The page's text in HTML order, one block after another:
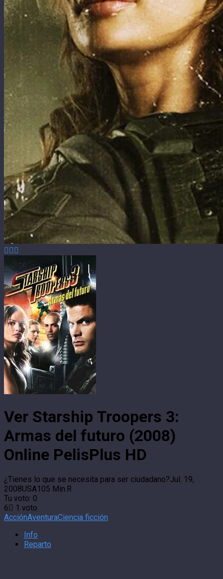
Ver Starship Troopers 3:
Armas del futuro (2008)
Online PelisPlus HD
¿Tienes lo que se necesita para ser ciudadano?Jul. 19,
2008USA105 Min.R
Tu voto: 0
6
1 voto
AcciónAventuraCiencia ficción
Info
Reparto